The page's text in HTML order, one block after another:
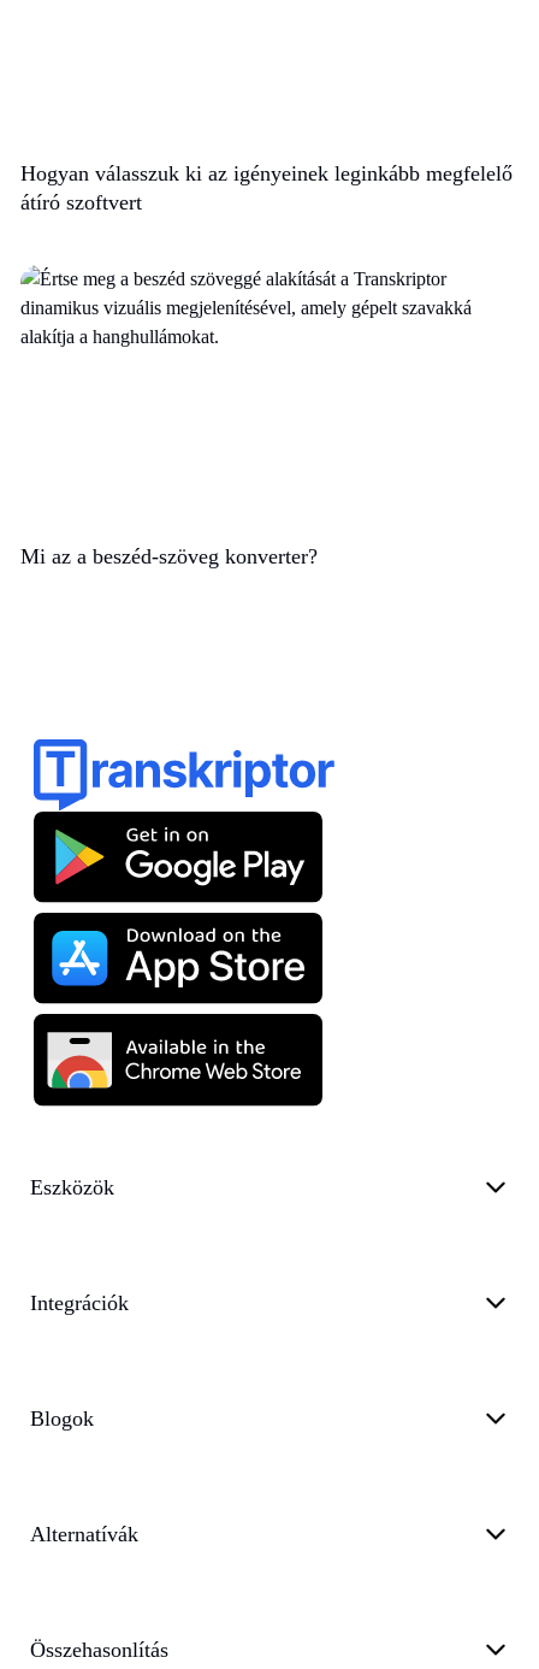
Hogyan válasszuk ki az igényeinek leginkább megfelelő
átíró szoftvert
Mi az a beszéd-szöveg konverter?
Eszközök
Integrációk
Blogok
Alternatívák
Összehasonlítás